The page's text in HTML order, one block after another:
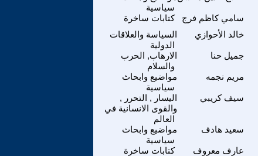
سياسية
كتابات ساخرة سامي كاظم فرج
السياسة والعلاقات
الدولية
خالد الأحوازي
الارهاب, الحرب
والسلام
جميل حنا
مواضيع وابحاث
سياسية
مريم نجمه
اليسار , التحرر ,
والقوى الانسانية في
العالم
سيف كريبي
مواضيع وابحاث
سياسية
سعيد هادف
كتابات ساخرة عارف معروف